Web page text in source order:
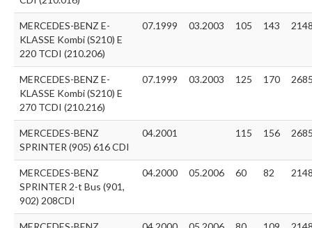
MERCEDES-BENZ E-
KLASSE Kombi (S210) E
220 TCDI (210.206)
07.1999 03.2003 105 143
MERCEDES-BENZ E-
KLASSE Kombi (S210) E
270 TCDI (210.216)
07.1999 03.2003 125 170
MERCEDES-BENZ
SPRINTER (905) 616 CDI
04.2001 115 156
MERCEDES-BENZ
SPRINTER 2-t Bus (901,
902) 208CDI
04.2000 05.2006 60 82